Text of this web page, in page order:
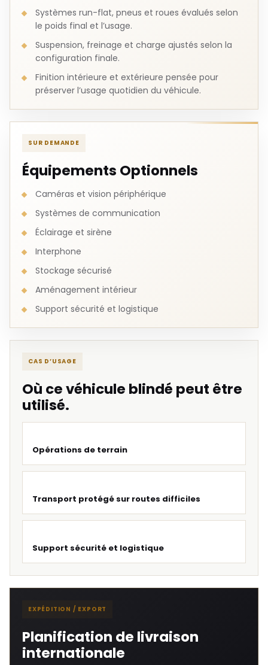
Systèmes run-flat, pneus et roues évalués selon
le poids final et l’usage.
Suspension, freinage et charge ajustés selon la
configuration finale.
Finition intérieure et extérieure pensée pour
préserver l’usage quotidien du véhicule.
SUR DEMANDE
Équipements Optionnels
Caméras et vision périphérique
Systèmes de communication
Éclairage et sirène
Interphone
Stockage sécurisé
Aménagement intérieur
Support sécurité et logistique
CAS D’USAGE
Où ce véhicule blindé peut être
utilisé.
Opérations de terrain
Transport protégé sur routes difficiles
Support sécurité et logistique
EXPÉDITION / EXPORT
Planification de livraison
internationale